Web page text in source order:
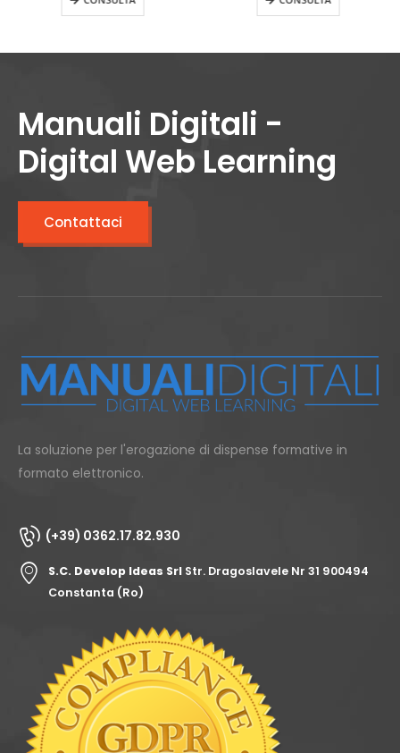
Manuali Digitali -
Digital Web Learning
Contattaci
La soluzione per l'erogazione di dispense formative in
formato elettronico.
(+39) 0362.17.82.930
S.C. Develop Ideas Srl Str. Dragoslavele Nr 31 900494
Constanta (Ro)